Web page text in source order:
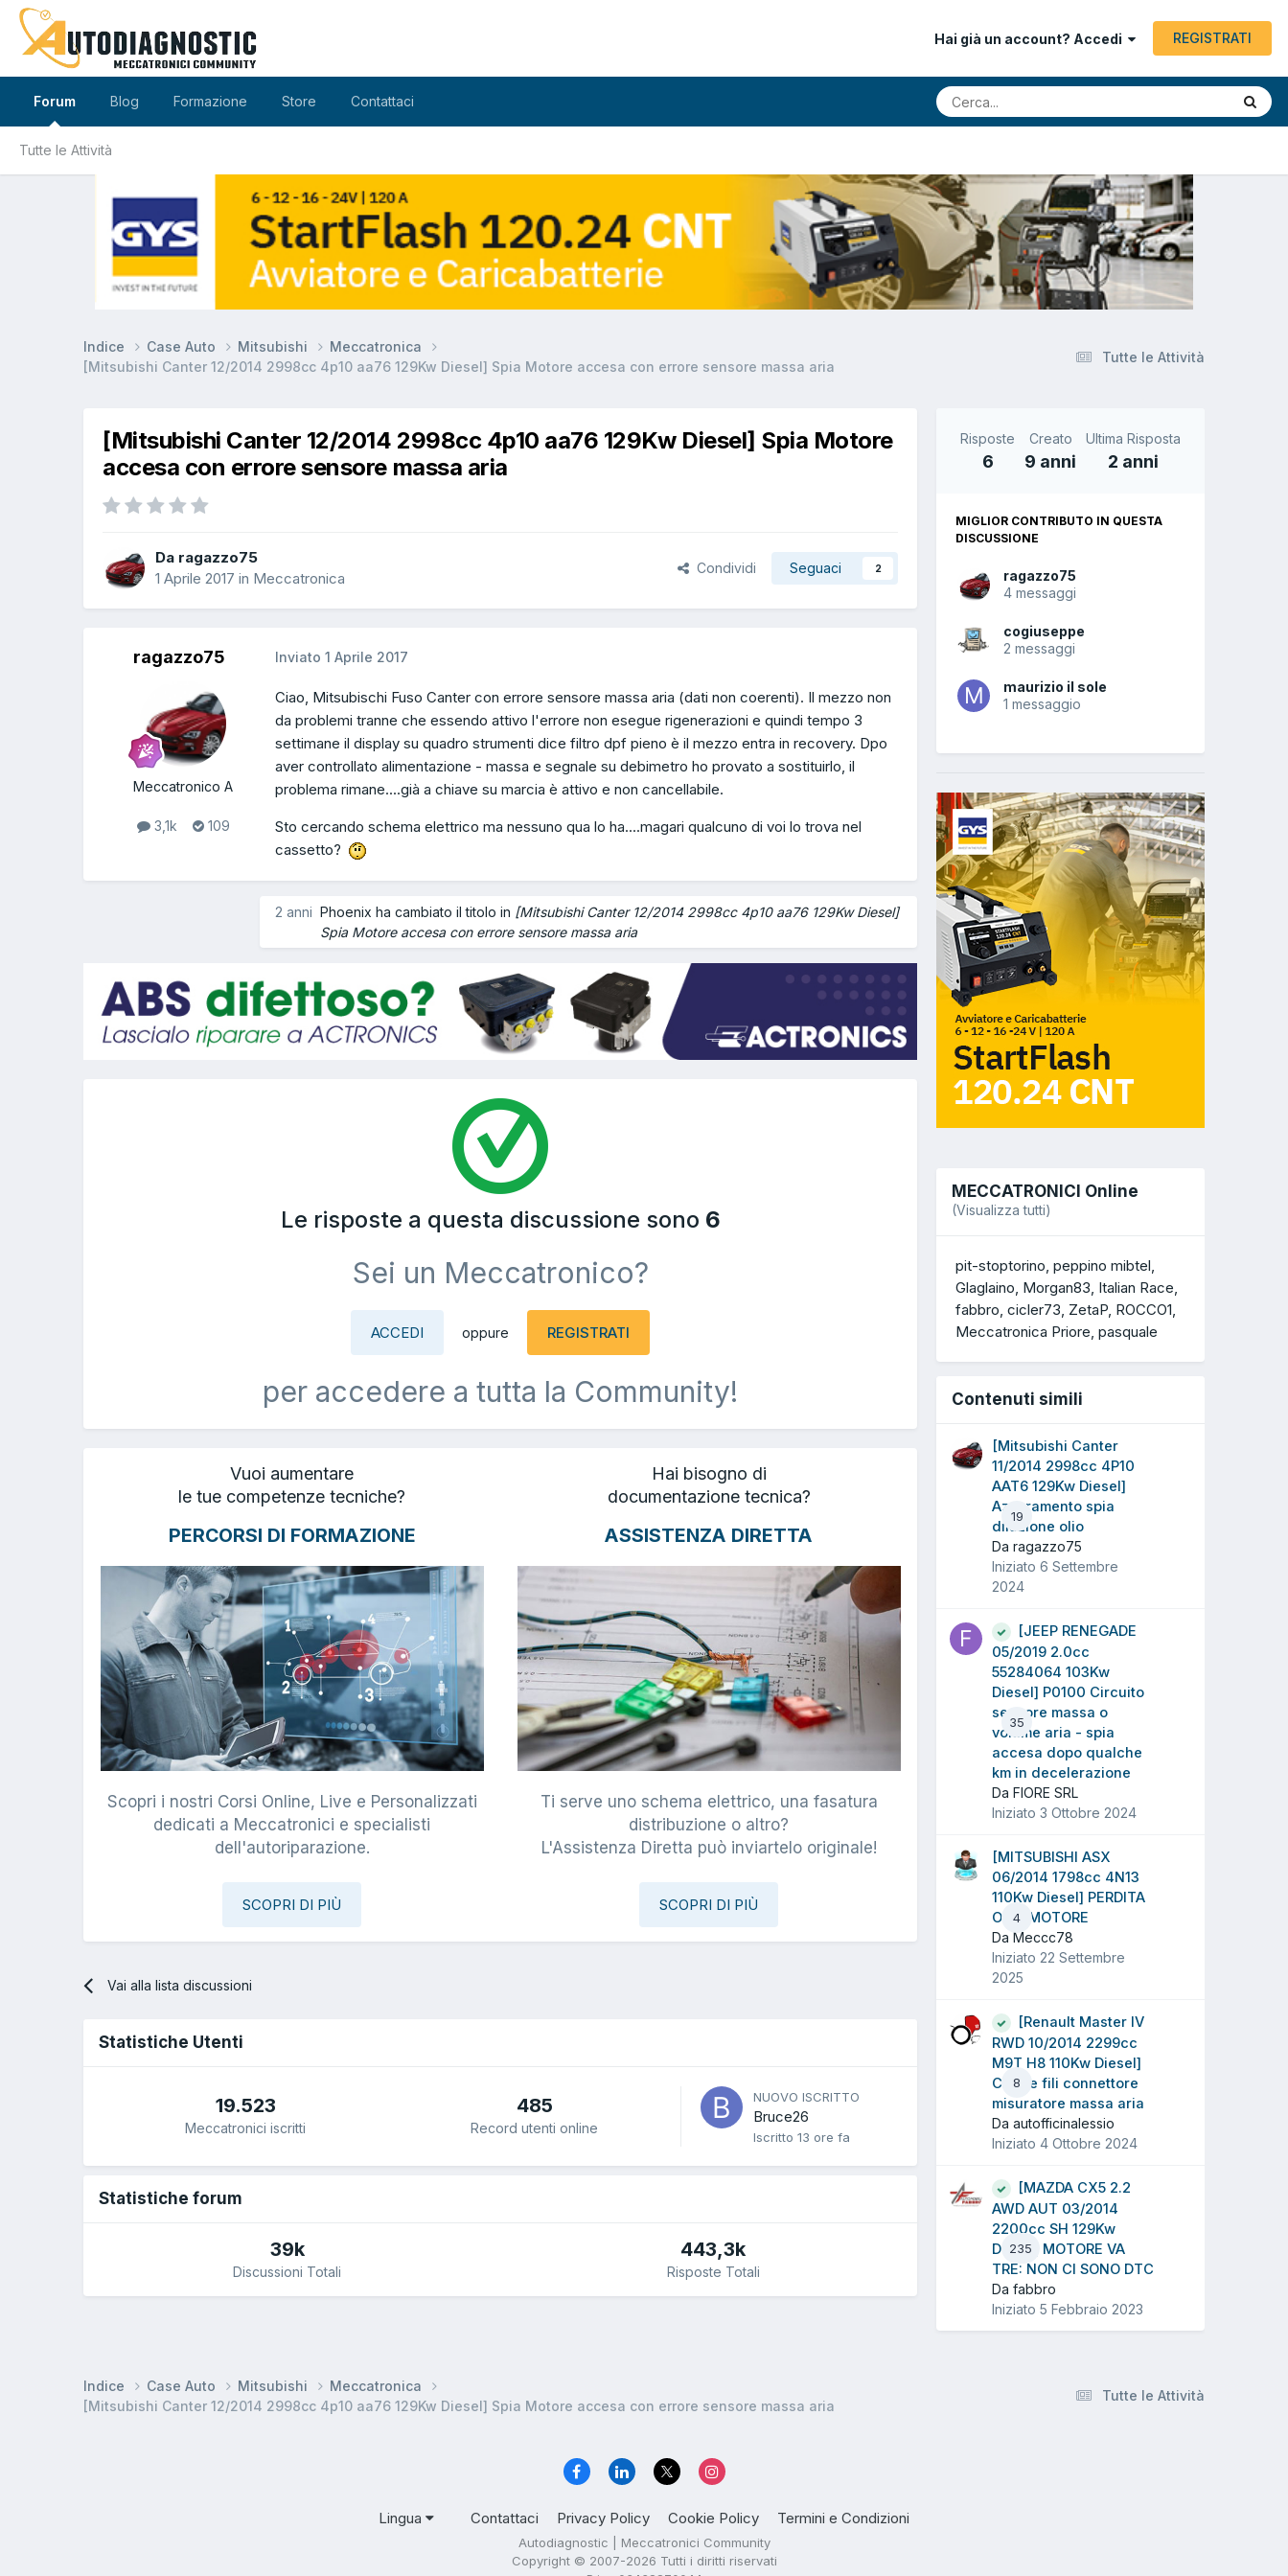
Hai già un account? Accedi REGISTRATI
Forum
Tutte le Attività
Blog Formazione Store Contattaci
Tutte le Attività
Indice Case Auto Mitsubishi
Meccatronica
[Mitsubishi Canter 12/2014 2998cc 4p10 aa76 129Kw Diesel] Spia Motore accesa con errore sensore massa aria
[Mitsubishi Canter 12/2014 2998cc 4p10 aa76 129Kw Diesel] Spia Motore
accesa con errore sensore massa aria
Da ragazzo75
1 Aprile 2017 in Meccatronica
Condividi Seguaci 2
ragazzo75
Meccatronico A
3,1k 109
Inviato 1 Aprile 2017
Ciao, Mitsubischi Fuso Canter con errore sensore massa aria (dati non coerenti). Il mezzo non
da problemi tranne che essendo attivo l'errore non esegue rigenerazioni e quindi tempo 3
settimane il display su quadro strumenti dice filtro dpf pieno è il mezzo entra in recovery. Dpo
aver controllato alimentazione - massa e segnale su debimetro ho provato a sostituirlo, il
problema rimane....già a chiave su marcia è attivo e non cancellabile.
Sto cercando schema elettrico ma nessuno qua lo ha....magari qualcuno di voi lo trova nel
cassetto?
2 anni Phoenix ha cambiato il titolo in [Mitsubishi Canter 12/2014 2998cc 4p10 aa76 129Kw Diesel]
Spia Motore accesa con errore sensore massa aria
Le risposte a questa discussione sono 6
Sei un Meccatronico?
ACCEDI oppure REGISTRATI
per accedere a tutta la Community!
Vuoi aumentare
le tue competenze tecniche?
PERCORSI DI FORMAZIONE
Scopri i nostri Corsi Online, Live e Personalizzati
dedicati a Meccatronici e specialisti
dell'autoriparazione.
SCOPRI DI PIÙ
Hai bisogno di
documentazione tecnica?
ASSISTENZA DIRETTA
Ti serve uno schema elettrico, una fasatura
distribuzione o altro?
L'Assistenza Diretta può inviartelo originale!
SCOPRI DI PIÙ
Vai alla lista discussioni
Statistiche Utenti
19.523
Meccatronici iscritti
485
Record utenti online
NUOVO ISCRITTO
Bruce26
Iscritto 13 ore fa
Statistiche forum
39k
Discussioni Totali
443,3k
Risposte Totali
Risposte
6
Creato
9 anni
Ultima Risposta
2 anni
MIGLIOR CONTRIBUTO IN QUESTA
DISCUSSIONE
ragazzo75
4 messaggi
cogiuseppe
2 messaggi
maurizio il sole
1 messaggio
MECCATRONICI Online
(Visualizza tutti)
pit-stoptorino peppino mibtel
Glaglaino Morgan83 Italian Race
fabbro cicler73 ZetaP ROCCO1
Meccatronica Priore pasquale
Contenuti simili
19
[Mitsubishi Canter
11/2014 2998cc 4P10
AAT6 129Kw Diesel]
Azzeramento spia
diluzione olio
Da ragazzo75
Iniziato 6 Settembre
2024
35
[JEEP RENEGADE
05/2019 2.0cc
55284064 103Kw
Diesel] P0100 Circuito
sensore massa o
volume aria - spia
accesa dopo qualche
km in decelerazione
Da FIORE SRL
Iniziato 3 Ottobre 2024
4
[MITSUBISHI ASX
06/2014 1798cc 4N13
110Kw Diesel] PERDITA
OLIO MOTORE
Da Meccc78
Iniziato 22 Settembre
2025
8
[Renault Master IV
RWD 10/2014 2299cc
M9T H8 110Kw Diesel]
Colore fili connettore
misuratore massa aria
Da autofficinalessio
Iniziato 4 Ottobre 2024
235
[MAZDA CX5 2.2
AWD AUT 03/2014
2200cc SH 129Kw
Diesel] MOTORE VA
TRE: NON CI SONO DTC
Da fabbro
Iniziato 5 Febbraio 2023
Tutte le Attività
Indice Case Auto Mitsubishi
Meccatronica
[Mitsubishi Canter 12/2014 2998cc 4p10 aa76 129Kw Diesel] Spia Motore accesa con errore sensore massa aria
Lingua Contattaci Privacy Policy Cookie Policy Termini e Condizioni
Autodiagnostic | Meccatronici Community
Copyright © 2007-2026 Tutti i diritti riservati